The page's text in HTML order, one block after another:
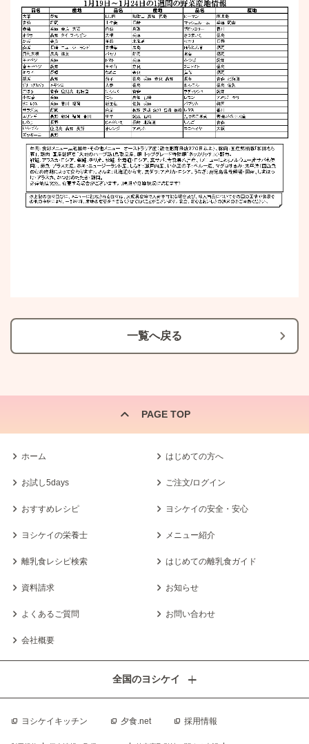
一覧へ戻る
PAGE TOP
ホーム はじめての方へ
お試し5days ご注文/ログイン
おすすめレシピ ヨシケイの安全・安心
ヨシケイの栄養士 メニュー紹介
離乳食レシピ検索 はじめての離乳食ガイド
資料請求 お知らせ
よくあるご質問 お問い合わせ
会社概要
ヨシケイキッチン 夕食.net 採用情報
全国のヨシケイ